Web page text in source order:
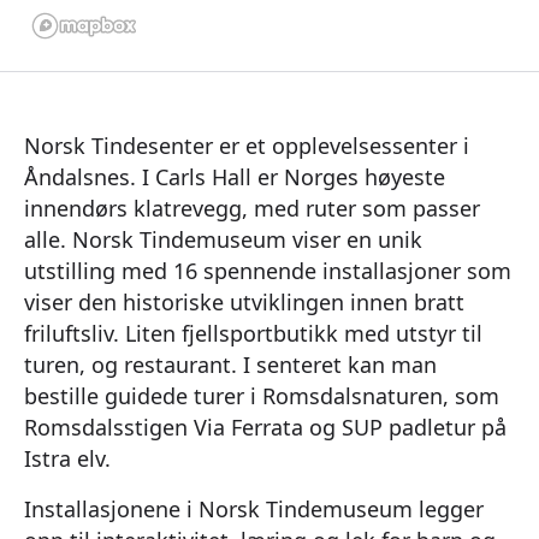
Norsk Tindesenter er et opplevelsessenter i
Åndalsnes. I Carls Hall er Norges høyeste
innendørs klatrevegg, med ruter som passer
alle. Norsk Tindemuseum viser en unik
utstilling med 16 spennende installasjoner som
viser den historiske utviklingen innen bratt
friluftsliv. Liten fjellsportbutikk med utstyr til
turen, og restaurant. I senteret kan man
bestille guidede turer i Romsdalsnaturen, som
Romsdalsstigen Via Ferrata og SUP padletur på
Istra elv.
Installasjonene i Norsk Tindemuseum legger